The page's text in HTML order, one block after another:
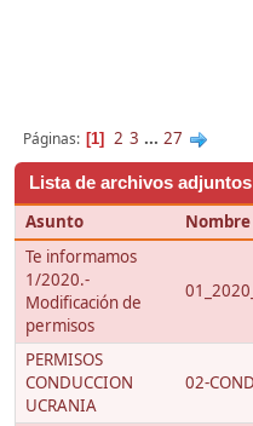
Páginas 1 2 3 ... 27
Lista de archivos adjuntos
Asunto
Te informamos
1/2020.-
Modificación de
permisos
PERMISOS
CONDUCCION
UCRANIA
02-